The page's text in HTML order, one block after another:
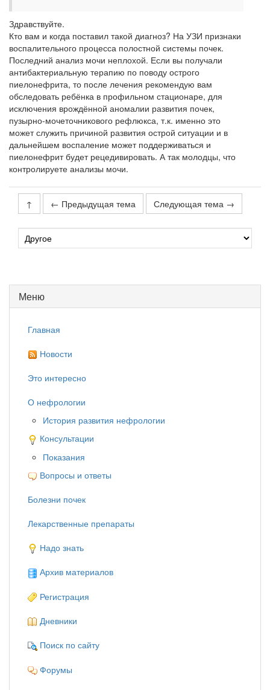
Здравствуйте.
Кто вам и когда поставил такой диагноз? На УЗИ признаки
воспалительного процесса полостной системы почек.
Последний анализ мочи неплохой. Если вы получали
антибактериальную терапию по поводу острого
пиелонефрита, то после лечения рекомендую вам
обследовать ребёнка в профильном стационаре, для
исключения врождённой аномалии развития почек,
пузырно-мочеточникового рефлюкса, т.к. именно это
может служить причиной развития острой ситуации и в
дальнейшем воспаление может поддерживаться и
пиелонефрит будет рецедивировать. А так молодцы, что
контролируете анализы мочи.
↑ ← Предыдущая тема Следующая тема →
Меню
Главная
Новости
Это интересно
О нефрологии
История развития нефрологии
Консультации
Показания
Вопросы и ответы
Болезни почек
Лекарственные препараты
Надо знать
Архив материалов
Регистрация
Дневники
Поиск по сайту
Форумы